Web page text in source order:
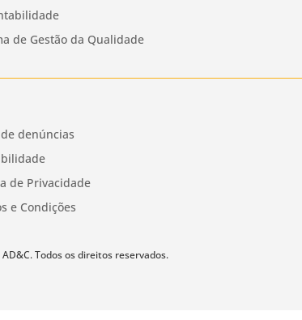
de Gestão da Qualidade
denúncias
de Privacidade
e Condições
Todos os direitos reservados.